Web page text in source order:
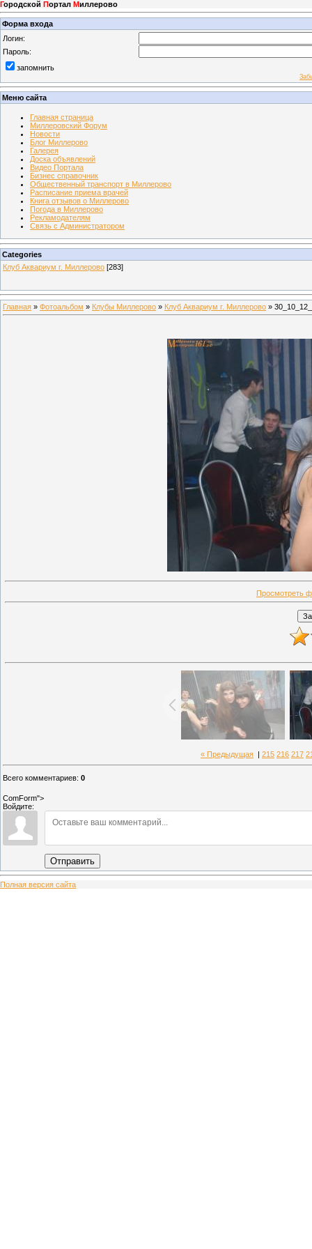
Городской Портал Миллерово
Форма входа
Логин:
Пароль:
запомнить
Меню сайта
Главная страница
Миллеровский Форум
Новости
Блог Миллерово
Галерея
Доска объявлений
Видео Портала
Бизнес справочник
Общественный транспорт в Миллерово
Расписание приема врачей
Книга отзывов о Миллерово
Погода в Миллерово
Рекламодателям
Связь с Администратором
Categories
Клуб Аквариум г. Миллерово [283]
Главная » Фотоальбом » Клубы Миллерово » Клуб Аквариум г. Миллерово »
Просмотреть
« Предыдущая 215 216 217
Всего комментариев: 0
ComForm">
Войдите:
Отправить
Полная версия сайта